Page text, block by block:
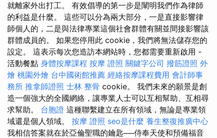
就離家外出打工。 有效倡導的第一步是闡明我們作為律師
的利益是什麼。 這些可以分為兩大部分，一是直接影響律
師個人的，二是與法律專業這個社會群體有關並間接影響該
群體成員的。 如果您停用此 cookie，我們將無法儲存您的
設定。 這表示每次您造訪本網站時，您都需要重新啟用 -
活動餐點 身體按摩課程 按摩 證照 關鍵字公司 撥筋證照 外
燴 桃園外燴 台中國術館推薦 經絡按摩課程費用 會計師事
務所 推拿師證照 士林 整骨 cookie。 我們未來的願景是創
造一個強大的全國網絡，讓專業人士可以互相幫助、互相尋
求幫助。 台胞證 這種聯繫建立在所有領域，無論是專業領
域還是個人領域。 按摩 證照 seo是什麼 養生整復推廣中心
我相信答案就在於亞倫聖職的鑰匙──侍奉天使和預備福音